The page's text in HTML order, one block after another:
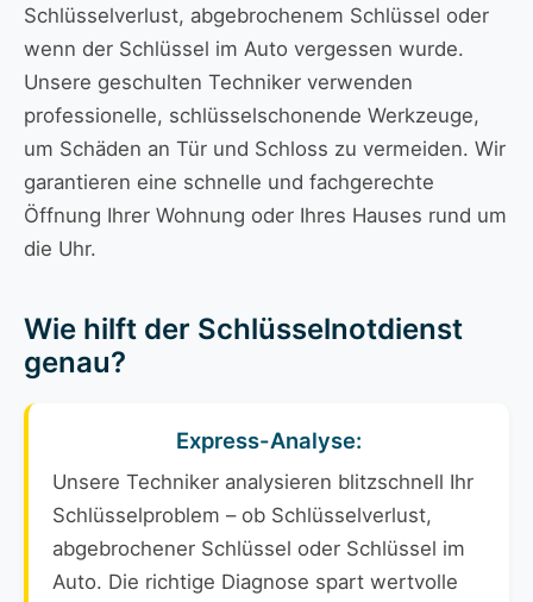
Schlüsselverlust, abgebrochenem Schlüssel oder
wenn der Schlüssel im Auto vergessen wurde.
Unsere geschulten Techniker verwenden
professionelle, schlüsselschonende Werkzeuge,
um Schäden an Tür und Schloss zu vermeiden. Wir
garantieren eine schnelle und fachgerechte
Öffnung Ihrer Wohnung oder Ihres Hauses rund um
die Uhr.
Wie hilft der Schlüsselnotdienst
genau?
Express-Analyse:
Unsere Techniker analysieren blitzschnell Ihr
Schlüsselproblem – ob Schlüsselverlust,
abgebrochener Schlüssel oder Schlüssel im
Auto. Die richtige Diagnose spart wertvolle